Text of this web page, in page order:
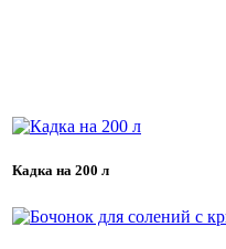
Кадка на 200 л